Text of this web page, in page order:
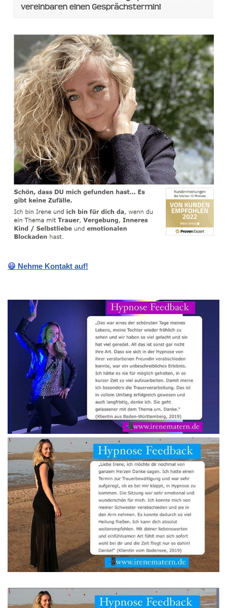
😃 Nehme Kontakt auf!